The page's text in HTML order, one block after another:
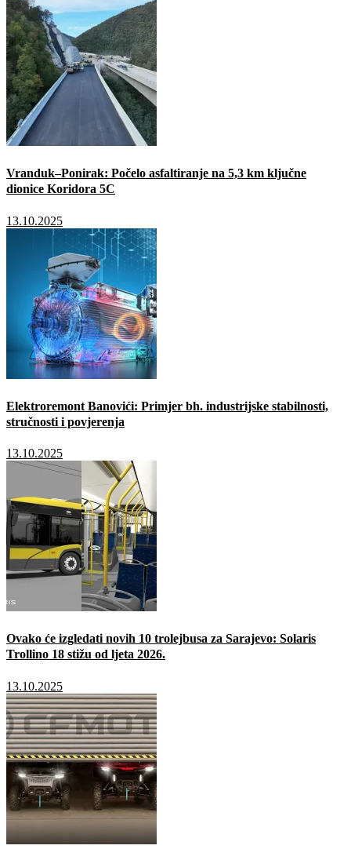
Vranduk–Ponirak: Počelo asfaltiranje na 5,3 km ključne
dionice Koridora 5C
13.10.2025
Elektroremont Banovići: Primjer bh. industrijske stabilnosti,
stručnosti i povjerenja
13.10.2025
Ovako će izgledati novih 10 trolejbusa za Sarajevo: Solaris
Trollino 18 stižu od ljeta 2026.
13.10.2025